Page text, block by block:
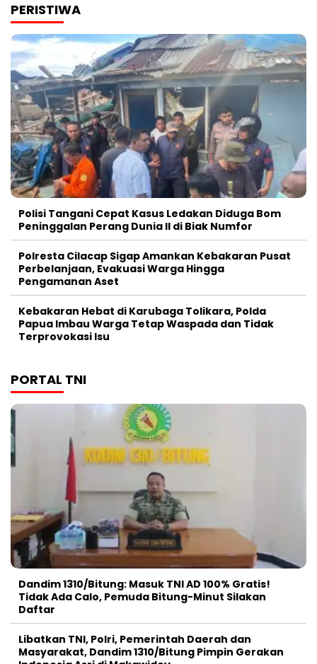
PERISTIWA
Polisi Tangani Cepat Kasus Ledakan Diduga Bom
Peninggalan Perang Dunia II di Biak Numfor
Polresta Cilacap Sigap Amankan Kebakaran Pusat
Perbelanjaan, Evakuasi Warga Hingga
Pengamanan Aset
Kebakaran Hebat di Karubaga Tolikara, Polda
Papua Imbau Warga Tetap Waspada dan Tidak
Terprovokasi Isu
PORTAL TNI
Dandim 1310/Bitung: Masuk TNI AD 100% Gratis!
Tidak Ada Calo, Pemuda Bitung-Minut Silakan
Daftar
Libatkan TNI, Polri, Pemerintah Daerah dan
Masyarakat, Dandim 1310/Bitung Pimpin Gerakan